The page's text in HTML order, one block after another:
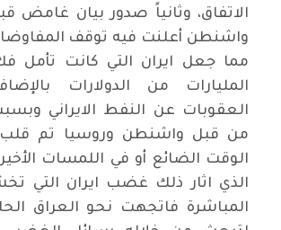
الاتفاق، وثانياً صدور بيان غامض
واشنطن أعلنت فيه توقف
مما جعل ايران التي كانت تأمل
المليارات من الدولارات
العقوبات عن النفط الايراني
من قبل واشنطن وروسيا تم قلب
الوقت الضائع أو في اللمسات
الذي اثار ذلك غضب ايران التي
المباشرة فاتجهت نحو العراق